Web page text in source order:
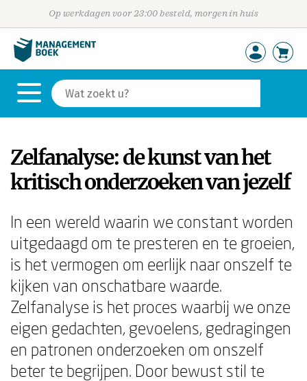
Op werkdagen voor 23:00 besteld, morgen in huis
Zelfanalyse: de kunst van het
kritisch onderzoeken van jezelf
In een wereld waarin we constant worden
uitgedaagd om te presteren en te groeien,
is het vermogen om eerlijk naar onszelf te
kijken van onschatbare waarde.
Zelfanalyse is het proces waarbij we onze
eigen gedachten, gevoelens, gedragingen
en patronen onderzoeken om onszelf
beter te begrijpen. Door bewust stil te